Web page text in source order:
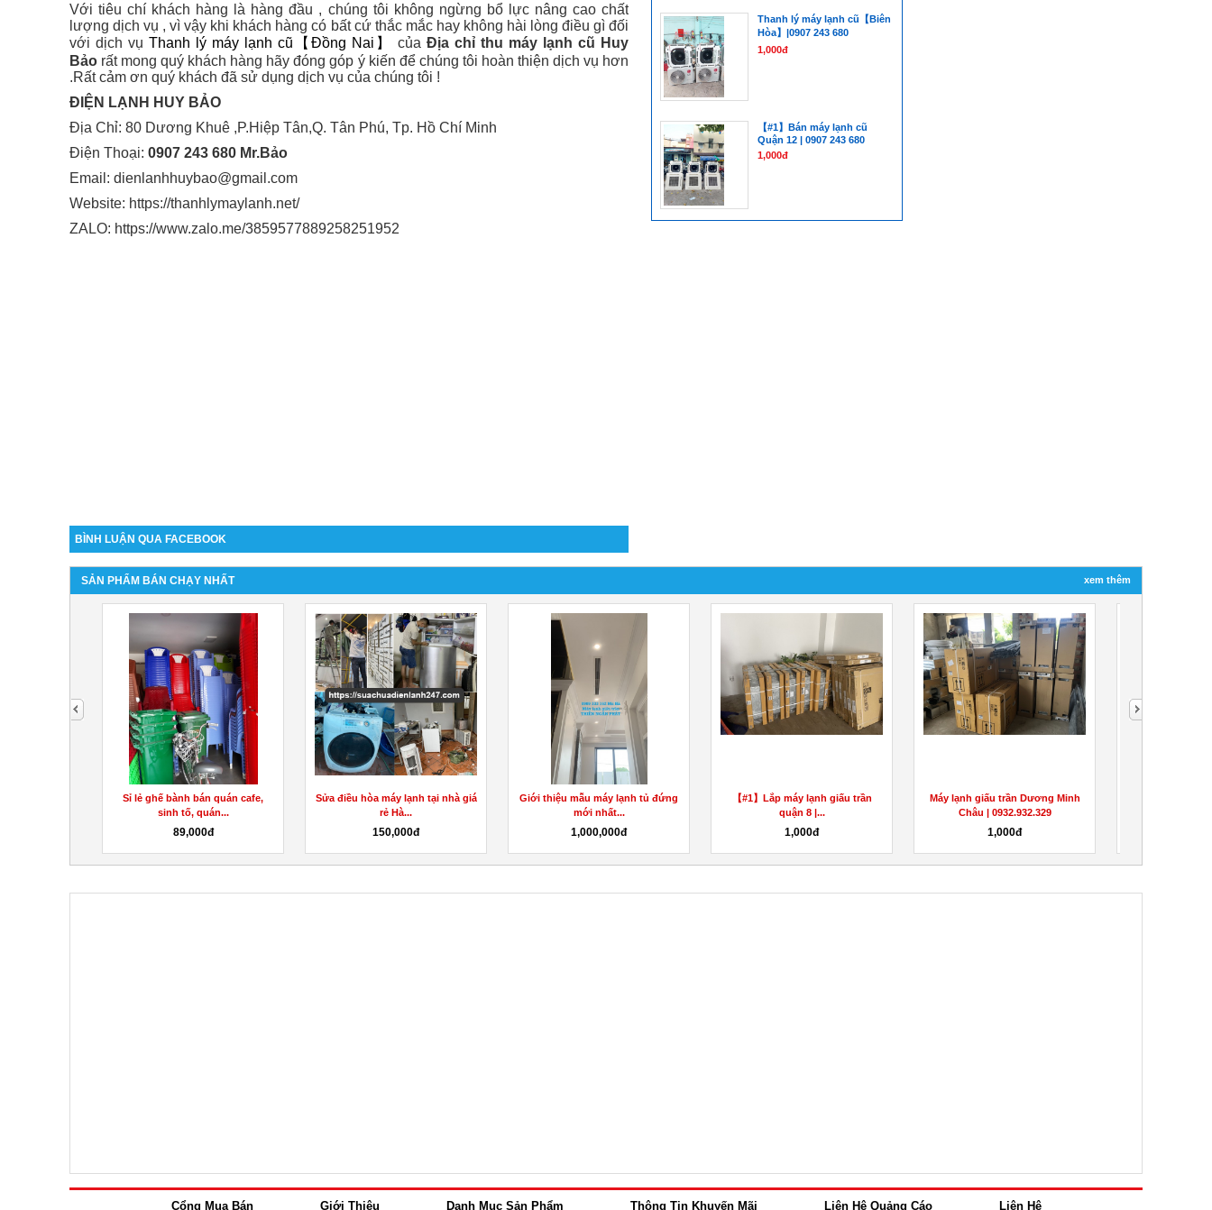
Với tiêu chí khách hàng là hàng đầu , chúng tôi không ngừng bổ lực nâng cao chất
lượng dịch vụ , vì vậy khi khách hàng có bất cứ thắc mắc hay không hài lòng điều gì đối
với dịch vụ Thanh lý máy lạnh cũ【Đồng Nai】 của Địa chỉ thu máy lạnh cũ Huy
Bảo rất mong quý khách hàng hãy đóng góp ý kiến để chúng tôi hoàn thiện dịch vụ hơn
.Rất cảm ơn quý khách đã sử dụng dịch vụ của chúng tôi !
ĐIỆN LẠNH HUY BẢO
Địa Chỉ: 80 Dương Khuê ,P.Hiệp Tân,Q. Tân Phú, Tp. Hồ Chí Minh
Điện Thoại: 0907 243 680 Mr.Bảo
Email: dienlanhhuybao@gmail.com
Website: https://thanhlymaylanh.net/
ZALO: https://www.zalo.me/3859577889258251952
BÌNH LUẬN QUA FACEBOOK
Thanh lý máy lạnh cũ【Biên
Hòa】|0907 243 680
1,000đ
【#1】Bán máy lạnh cũ
Quận 12 | 0907 243 680
1,000đ
SẢN PHẨM BÁN CHẠY NHẤT xem thêm
Sỉ lẻ ghế bành bán quán cafe,
sinh tố, quán...
89,000đ
Sửa điều hòa máy lạnh tại nhà giá
rẻ Hà...
150,000đ
Giới thiệu mẫu máy lạnh tủ đứng
mới nhất...
1,000,000đ
【#1】Lắp máy lạnh giấu trần
quận 8 |...
1,000đ
Máy lạnh giấu trần Dương Minh
Châu | 0932.932.329
1,000đ
next
Cổng Mua Bán Giới Thiệu Danh Mục Sản Phẩm Thông Tin Khuyến Mãi Liên Hệ Quảng Cáo Liên Hệ